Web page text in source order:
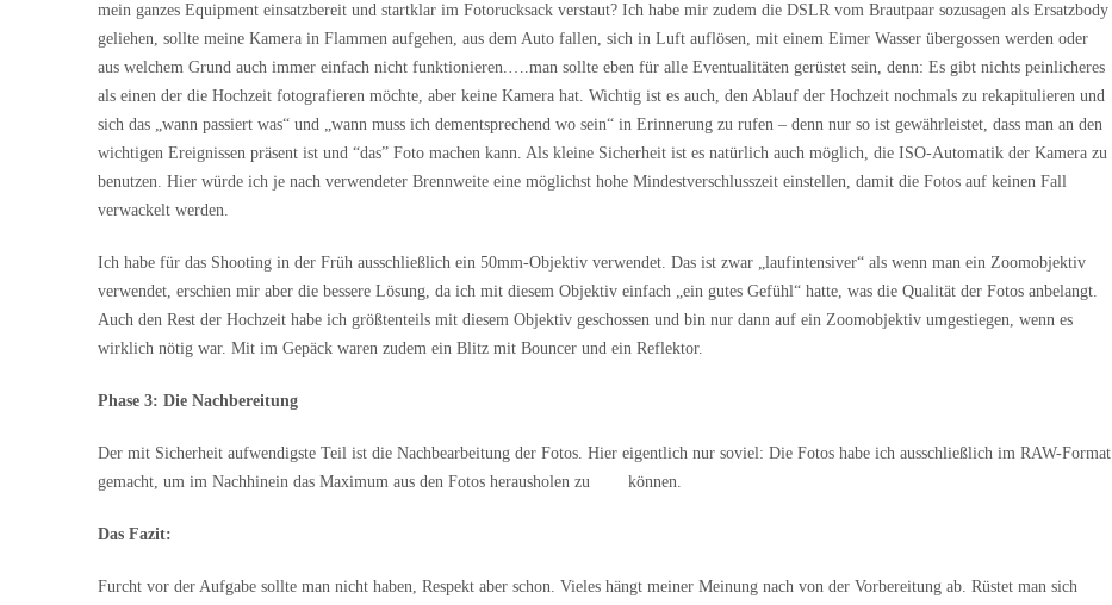
mein ganzes Equipment einsatzbereit und startklar im Fotorucksack verstaut? Ich habe mir zudem die DSLR vom Brautpaar sozusagen als Ersatzbody
geliehen, sollte meine Kamera in Flammen aufgehen, aus dem Auto fallen, sich in Luft auflösen, mit einem Eimer Wasser übergossen werden oder
aus welchem Grund auch immer einfach nicht funktionieren.….man sollte eben für alle Eventualitäten gerüstet sein, denn: Es gibt nichts peinlicheres
als einen der die Hochzeit fotografieren möchte, aber keine Kamera hat. Wichtig ist es auch, den Ablauf der Hochzeit nochmals zu rekapitulieren und
sich das „wann passiert was“ und „wann muss ich dementsprechend wo sein“ in Erinnerung zu rufen – denn nur so ist gewährleistet, dass man an den
wichtigen Ereignissen präsent ist und “das” Foto machen kann. Als kleine Sicherheit ist es natürlich auch möglich, die ISO-Automatik der Kamera zu
benutzen. Hier würde ich je nach verwendeter Brennweite eine möglichst hohe Mindestverschlusszeit einstellen, damit die Fotos auf keinen Fall
verwackelt werden.
Ich habe für das Shooting in der Früh ausschließlich ein 50mm-Objektiv verwendet. Das ist zwar „laufintensiver“ als wenn man ein Zoomobjektiv
verwendet, erschien mir aber die bessere Lösung, da ich mit diesem Objektiv einfach „ein gutes Gefühl“ hatte, was die Qualität der Fotos anbelangt.
Auch den Rest der Hochzeit habe ich größtenteils mit diesem Objektiv geschossen und bin nur dann auf ein Zoomobjektiv umgestiegen, wenn es
wirklich nötig war. Mit im Gepäck waren zudem ein Blitz mit Bouncer und ein Reflektor.
Phase 3: Die Nachbereitung
Der mit Sicherheit aufwendigste Teil ist die Nachbearbeitung der Fotos. Hier eigentlich nur soviel: Die Fotos habe ich ausschließlich im RAW-Format
gemacht, um im Nachhinein das Maximum aus den Fotos herausholen zu können.
Das Fazit:
Furcht vor der Aufgabe sollte man nicht haben, Respekt aber schon. Vieles hängt meiner Meinung nach von der Vorbereitung ab. Rüstet man sich